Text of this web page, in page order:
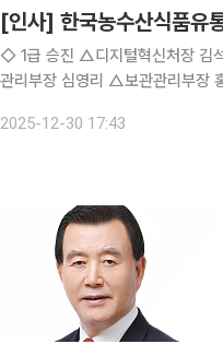
[인사] 한국농수산식품유
◇ 1급 승진 △디지털혁신처장 김석주 △식품진흥
관리부장 심영리 △보관관리부장
2025-12-30 17:43